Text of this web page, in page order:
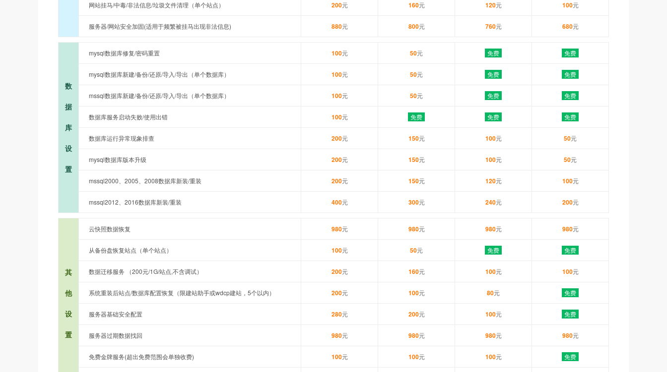
网站挂马/中毒/非法信息/垃圾文件清理（单个站点） 200元 160元 120元 100元
服务器/网站安全加固(适用于频繁被挂马出现非法信息) 880元 800元 760元 680元
数
据
库
设
置
mysql数据库修复/密码重置 100元 50元 免费 免费
mysql数据库新建/备份/还原/导入/导出（单个数据库） 100元 50元 免费 免费
mssql数据库新建/备份/还原/导入/导出（单个数据库） 100元 50元 免费 免费
数据库服务启动失败/使用出错 100元 免费 免费 免费
数据库运行异常现象排查 200元 150元 100元 50元
mysql数据库版本升级 200元 150元 100元 50元
mssql2000、2005、2008数据库新装/重装 200元 150元 120元 100元
mssql2012、2016数据库新装/重装 400元 300元 240元 200元
其
他
设
置
云快照数据恢复 980元 980元 980元 980元
从备份盘恢复站点（单个站点） 100元 50元 免费 免费
数据迁移服务 （200元/1G/站点,不含调试） 200元 160元 100元 100元
系统重装后站点/数据库配置恢复（限建站助手或wdcp建站，5个以内） 200元 100元 80元 免费
服务器基础安全配置 280元 200元 100元 免费
服务器过期数据找回 980元 980元 980元 980元
免费金牌服务(超出免费范围会单独收费) 100元 100元 100元 免费